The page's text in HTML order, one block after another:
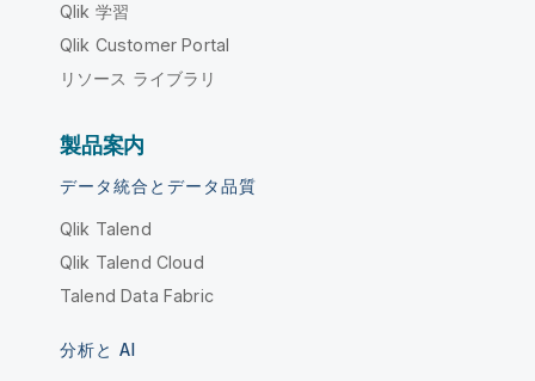
Qlik 学習
Qlik Customer Portal
リソース ライブラリ
製品案内
データ統合とデータ品質
Qlik Talend
Qlik Talend Cloud
Talend Data Fabric
分析と AI